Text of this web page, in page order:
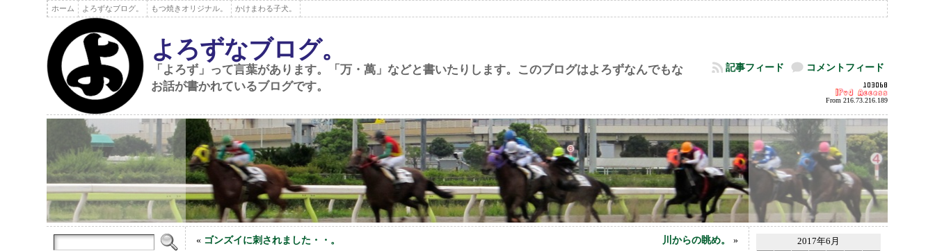
ホーム よろずなブログ。 もつ焼きオリジナル。 かけまわる子犬。
よろずなブログ。
「よろず」って言葉があります。「万・萬」などと書いたりします。このブログはよろずなんでもな
お話が書かれているブログです。
コメントフィード
記事フィード
From 216.73.216.189
« ゴンズイに刺されました・・。 川からの眺め。 »
2017年6月